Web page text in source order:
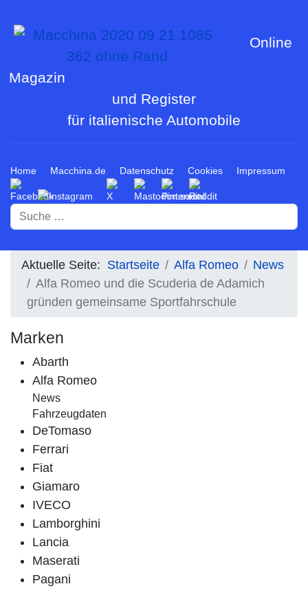
Online
Magazin
und Register
für italienische Automobile
Home Macchina.de Datenschutz Cookies Impressum
Suchen
Aktuelle Seite: Startseite Alfa Romeo
News
Alfa Romeo und die Scuderia de Adamich
gründen gemeinsame Sportfahrschule
Marken
Abarth
Alfa Romeo
News
Fahrzeugdaten
DeTomaso
Ferrari
Fiat
Giamaro
IVECO
Lamborghini
Lancia
Maserati
Pagani